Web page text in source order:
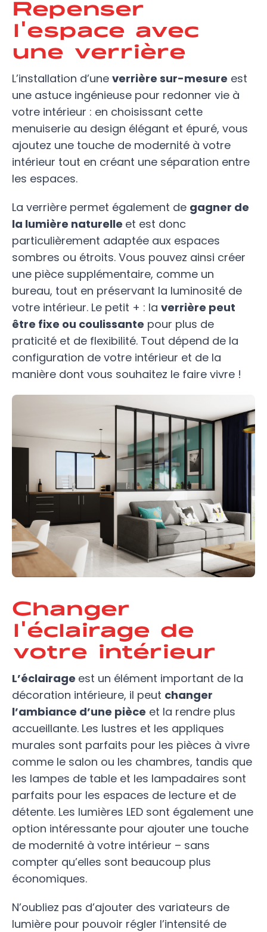
Repenser
l'espace avec
une verrière
L’installation d’une verrière sur-mesure est
une astuce ingénieuse pour redonner vie à
votre intérieur : en choisissant cette
menuiserie au design élégant et épuré, vous
ajoutez une touche de modernité à votre
intérieur tout en créant une séparation entre
les espaces.
La verrière permet également de gagner de
la lumière naturelle et est donc
particulièrement adaptée aux espaces
sombres ou étroits. Vous pouvez ainsi créer
une pièce supplémentaire, comme un
bureau, tout en préservant la luminosité de
votre intérieur. Le petit + : la verrière peut
être fixe ou coulissante pour plus de
praticité et de flexibilité. Tout dépend de la
configuration de votre intérieur et de la
manière dont vous souhaitez le faire vivre !
Changer
l'éclairage de
votre intérieur
L’éclairage est un élément important de la
décoration intérieure, il peut changer
l’ambiance d’une pièce et la rendre plus
accueillante. Les lustres et les appliques
murales sont parfaits pour les pièces à vivre
comme le salon ou les chambres, tandis que
les lampes de table et les lampadaires sont
parfaits pour les espaces de lecture et de
détente. Les lumières LED sont également une
option intéressante pour ajouter une touche
de modernité à votre intérieur – sans
compter qu’elles sont beaucoup plus
économiques.
N’oubliez pas d’ajouter des variateurs de
lumière pour pouvoir régler l’intensité de